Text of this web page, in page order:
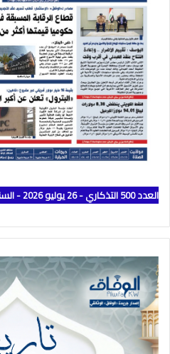
العدد 500 التذكاري - 26 يوليو 2026 - السنة الثالثة